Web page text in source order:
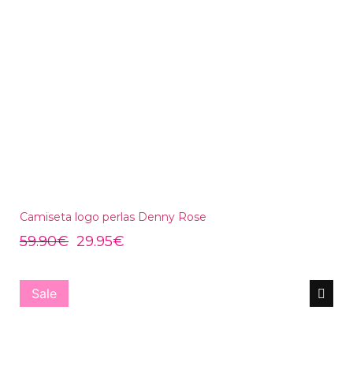
Camiseta logo perlas Denny Rose
59.90€ 29.95€
Sale